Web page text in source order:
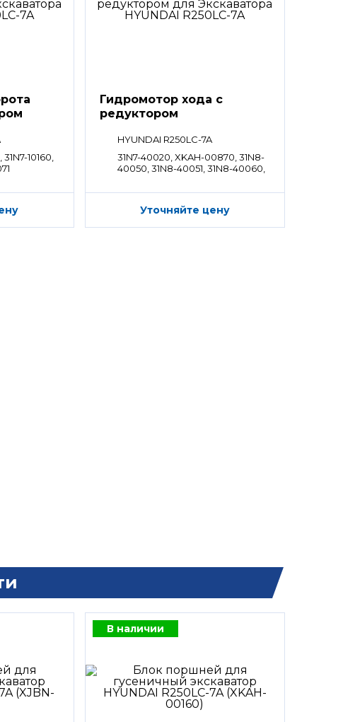
31N7-10160,
Гидромотор хода с
редуктором
HYUNDAI R250LC-7A
31N7-40020, XKAH-00870, 31N8-
40050, 31N8-40051, 31N8-40060,
40071
Уточняйте цену
В наличии